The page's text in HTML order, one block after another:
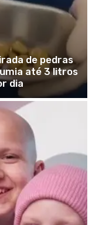
de pedras
até 3 litros
dia